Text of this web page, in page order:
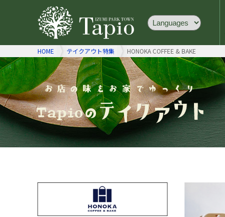
HOME テイクアウト特集 HONOKA COFFEE & BAKE